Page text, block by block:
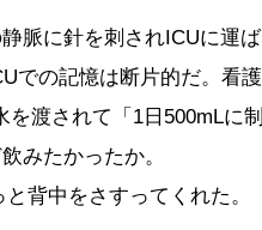
脈に針を刺されICUに運ば
での記憶は断片的だ。看護
渡されて「1日500mLに制
みたかったか。
背中をさすってくれた。